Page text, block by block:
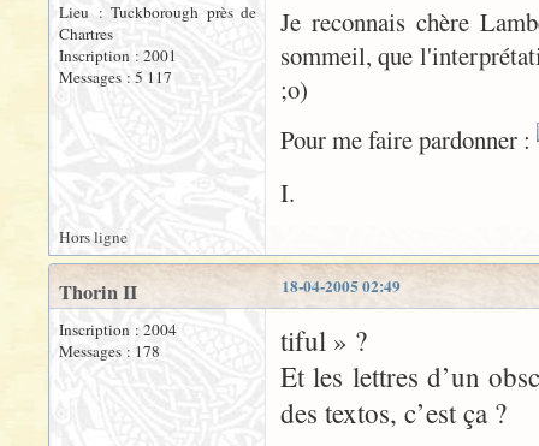
Lieu : Tuckborough près de
Chartres
Inscription : 2001
Messages : 5 117
Je reconnais chère
sommeil, que
;o)
Pour me faire pardonner :
I.
Hors ligne
18-04-2005 02:49
Thorin II
Inscription : 2004
Messages : 178
tiful » ?
Et les lettres d’un
des textos, c’est ça ?